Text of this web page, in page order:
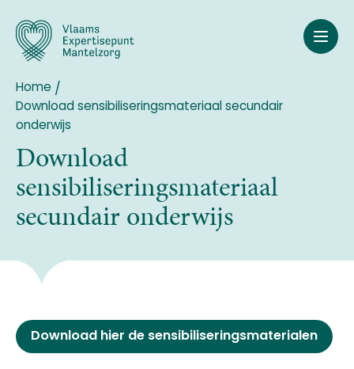
naar
inhoud
gaan
Breadcrumb
Home
Download sensibiliseringsmateriaal secundair
onderwijs
Download
sensibiliseringsmateriaal
secundair onderwijs
Download hier de sensibiliseringsmaterialen